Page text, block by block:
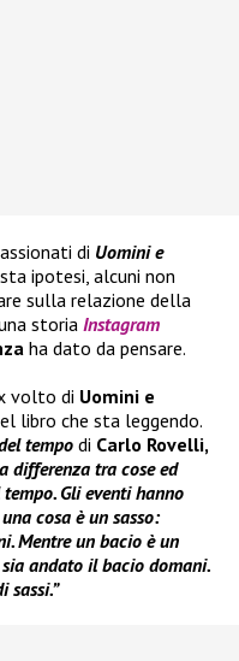
di Uomini e
ipotesi, alcuni non
sulla relazione della
storia Instagram
ha dato da pensare.
volto di Uomini e
libro che sta leggendo.
tempodi Carlo Rovelli,
differenza tra cose ed
Gli eventi hanno
cosa è un sasso:
Mentre un bacio è un
andato il bacio domani.
sassi.”